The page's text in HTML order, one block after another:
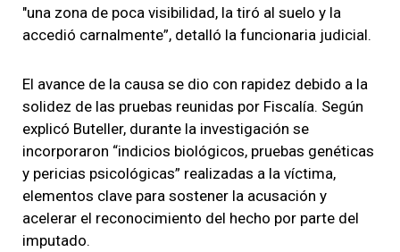
"una zona de poca visibilidad, la tiró al suelo y la
accedió carnalmente”, detalló la funcionaria judicial.
El avance de la causa se dio con rapidez debido a la
solidez de las pruebas reunidas por Fiscalía. Según
explicó Buteller, durante la investigación se
incorporaron “indicios biológicos, pruebas genéticas
y pericias psicológicas” realizadas a la víctima,
elementos clave para sostener la acusación y
acelerar el reconocimiento del hecho por parte del
imputado.